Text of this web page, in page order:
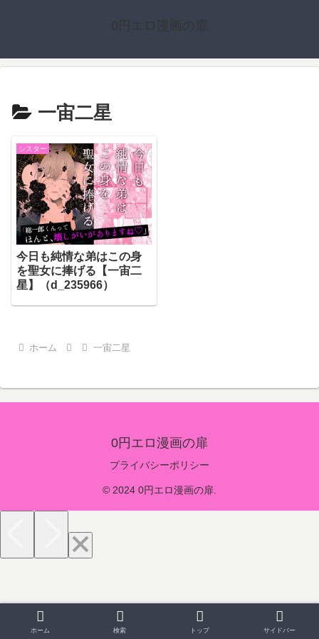
0円エロ漫画の扉
一宙二星
シスター
今日も純情な弟はこの身
を聖女に捧げる【一宙二
星】（d_235966）
ホーム 一宙二星
0円エロ漫画の扉
プライバシーポリシー
© 2024 0円エロ漫画の扉.
ホーム 検索 トップ サイドバー